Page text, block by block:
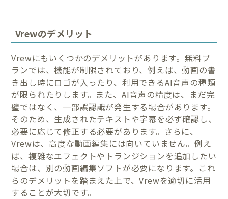
Vrewのデメリット
Vrewにもいくつかのデメリットがあります。無料プ
ランでは、機能が制限されており、例えば、動画の書
き出し時にロゴが入ったり、利用できるAI音声の種類
が限られたりします。また、AI音声の精度は、まだ完
璧ではなく、一部誤認識が発生する場合があります。
そのため、生成されたテキストや字幕を必ず確認し、
必要に応じて修正する必要があります。さらに、
Vrewは、高度な動画編集には向いていません。例え
ば、複雑なエフェクトやトランジションを追加したい
場合は、別の動画編集ソフトが必要になります。これ
らのデメリットを踏まえた上で、Vrewを適切に活用
することが大切です。